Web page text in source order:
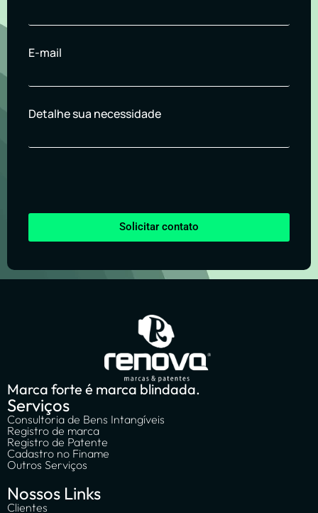
E-mail
Detalhe sua necessidade
Solicitar contato
Marca forte é marca blindada.
Serviços
Consultoria de Bens Intangíveis
Registro de marca
Registro de Patente
Cadastro no Finame
Outros Serviços
Nossos Links
Clientes